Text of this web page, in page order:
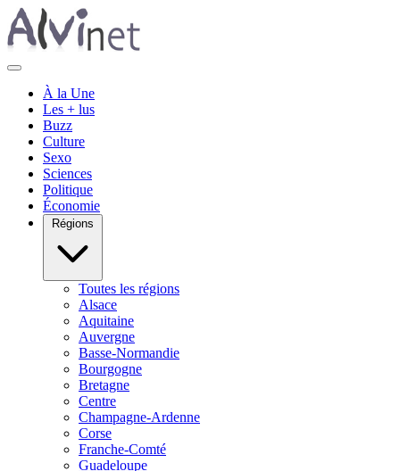
À la Une
Les + lus
Buzz
Culture
Sexo
Sciences
Politique
Économie
Régions
Toutes les régions
Alsace
Aquitaine
Auvergne
Basse-Normandie
Bourgogne
Bretagne
Centre
Champagne-Ardenne
Corse
Franche-Comté
Guadeloupe